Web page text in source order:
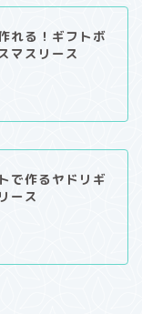
れる！ギフトボ
マスリース
で作るヤドリギ
ース